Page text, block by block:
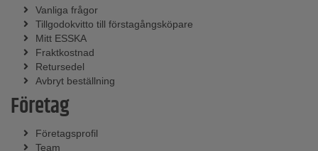
Vanliga frågor
Tillgodokvitto till förstagångsköpare
Mitt ESSKA
Fraktkostnad
Retursedel
Avbryt beställning
Företag
Företagsprofil
Team